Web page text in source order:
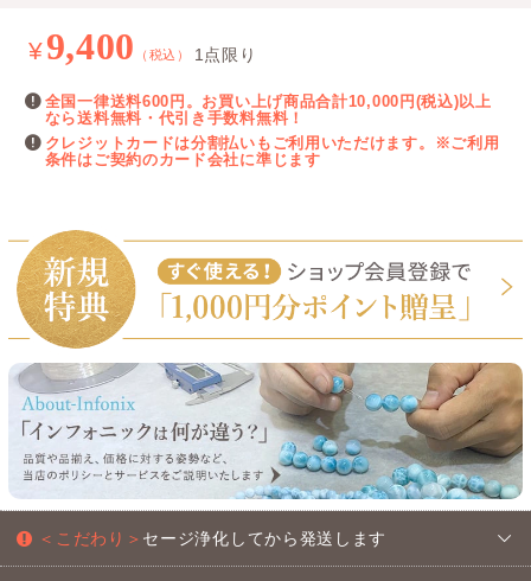
¥9,400 （税込） 1点限り
全国一律送料600円。お買い上げ商品合計10,000円(税込)以上
なら送料無料・代引き手数料無料！
クレジットカードは分割払いもご利用いただけます。※ご利用
条件はご契約のカード会社に準じます
＜こだわり＞ セージ浄化してから発送します